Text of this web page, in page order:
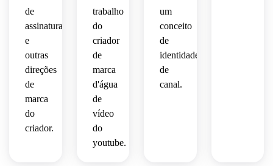
de
assinatura
e
outras
direções
de
marca
do
criador.
trabalho
do
criador
de
marca
d'água
de
vídeo
do
youtube.
um
conceito
de
identidade
de
canal.